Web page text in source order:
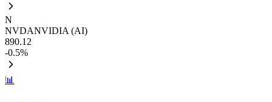
N
NVDANVIDIA (AI)
890.12
-0.5%
📊